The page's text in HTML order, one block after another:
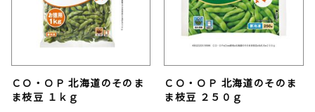
ＣＯ・ＯＰ 北海道のそのま
ま枝豆 １ｋｇ
ＣＯ・ＯＰ 北海道のそのま
ま枝豆 ２５０ｇ